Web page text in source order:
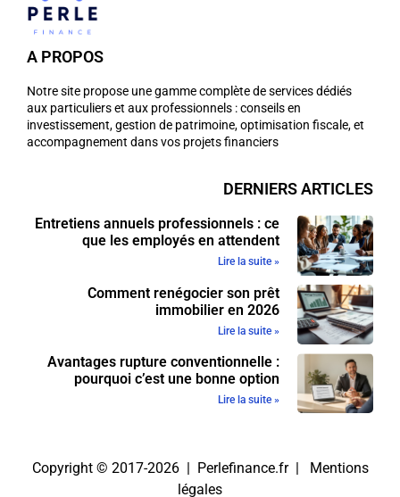
A PROPOS
Notre site propose une gamme complète de services dédiés
aux particuliers et aux professionnels : conseils en
investissement, gestion de patrimoine, optimisation fiscale, et
accompagnement dans vos projets financiers
DERNIERS ARTICLES
Entretiens annuels professionnels : ce
que les employés en attendent
Lire la suite »
Comment renégocier son prêt
immobilier en 2026
Lire la suite »
Avantages rupture conventionnelle :
pourquoi c’est une bonne option
Lire la suite »
Copyright © 2017-2026 | Perlefinance.fr |
Mentions
légales